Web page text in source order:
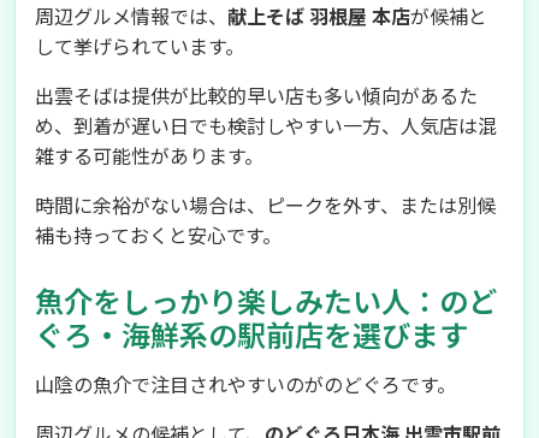
周辺グルメ情報では、 献上そば 羽根屋 本店が候補と
して挙げられています。
出雲そばは提供が比較的早い店も多い傾向があるた
め、到着が遅い日でも検討しやすい一方、人気店は混
雑する可能性があります。
時間に余裕がない場合は、ピークを外す、または別候
補も持っておくと安心です。
魚介をしっかり楽しみたい人：のど
ぐろ・海鮮系の駅前店を選びます
山陰の魚介で注目されやすいのがのどぐろです。